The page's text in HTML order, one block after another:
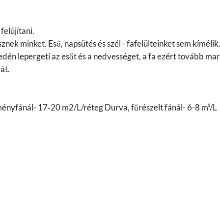
minket. Eső, napsütés és szél - fafelülteinket sem
lepergeti az esőt és a nedvességet, a fa ezért tovább
17‐20 m2/L/réteg Durva, fűrészelt fánál- 6-8 m²/L